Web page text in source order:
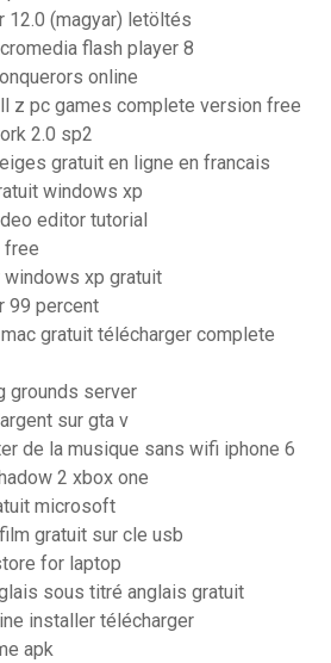
12.0 (magyar) letöltés
flash player 8
online
z pc games complete version free
2.0 sp2
gratuit en ligne en francais
windows xp
editor tutorial
free
windows xp gratuit
99 percent
gratuit télécharger complete
grounds server
sur gta v
de la musique sans wifi iphone 6
2 xbox one
microsoft
gratuit sur cle usb
for laptop
sous titré anglais gratuit
installer télécharger
apk